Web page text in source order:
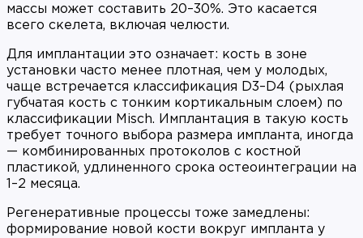
массы может составить 20–30%. Это касается
всего скелета, включая челюсти.
Для имплантации это означает: кость в зоне
установки часто менее плотная, чем у молодых,
чаще встречается классификация D3–D4 (рыхлая
губчатая кость с тонким кортикальным слоем) по
классификации Misch. Имплантация в такую кость
требует точного выбора размера импланта, иногда
— комбинированных протоколов с костной
пластикой, удлиненного срока остеоинтеграции на
1–2 месяца.
Регенеративные процессы тоже замедлены:
формирование новой кости вокруг импланта у